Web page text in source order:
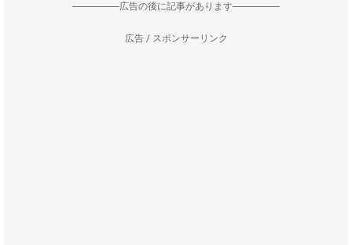
--------------------広告の後に記事があります--------------------
広告 / スポンサーリンク